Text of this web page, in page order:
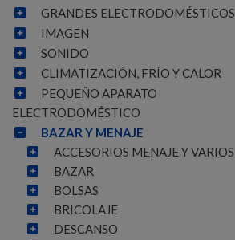
GRANDES ELECTRODOMÉSTICOS
IMAGEN
SONIDO
CLIMATIZACIÓN, FRÍO Y CALOR
PEQUEÑO APARATO
ELECTRODOMÉSTICO
BAZAR Y MENAJE
ACCESORIOS MENAJE Y VARIOS
BAZAR
BOLSAS
BRICOLAJE
DESCANSO